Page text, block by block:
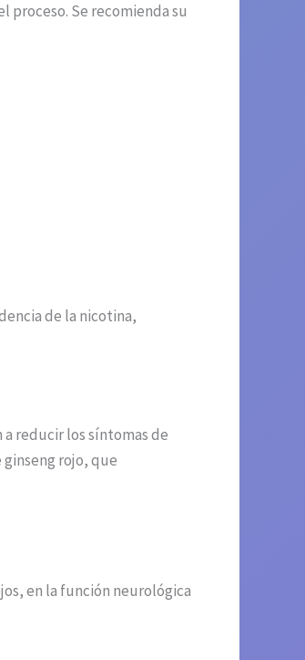
proceso. Se recomienda su
de la nicotina,
reducir los síntomas de
rojo, que
en la función neurológica